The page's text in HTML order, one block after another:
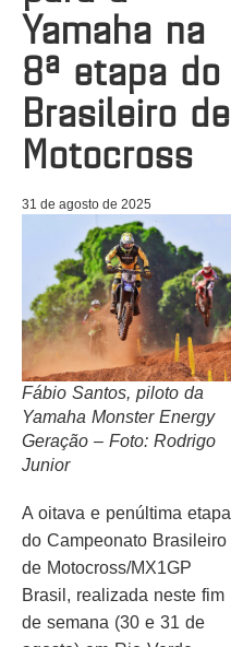
Yamaha na
8ª etapa do
Brasileiro de
Motocross
31 de agosto de 2025
Fábio Santos, piloto da
Yamaha Monster Energy
Geração – Foto: Rodrigo
Junior
A oitava e penúltima etapa
do Campeonato Brasileiro
de Motocross/MX1GP
Brasil, realizada neste fim
de semana (30 e 31 de